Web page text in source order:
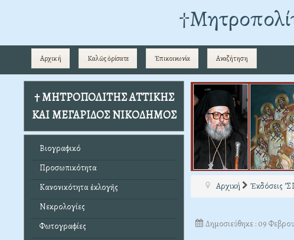
Αρχική Καλῶς ὁρίσατε Ἐπικοινωνία Αναζήτηση
† ΜΗΤΡΟΠΟΛΙΤΗΣ ΑΤΤΙΚΗΣ
ΚΑΙ ΜΕΓΑΡΙΔΟΣ ΝΙΚΟΔΗΜΟΣ
Βιογραφικό
Προσωπικότητα
Κανονικότητα ἐκλογῆς
Νεκρολογίες
Φωτογραφίες
Αρχική Ἐκδόσεις
Δημοσιεύθηκε : 09